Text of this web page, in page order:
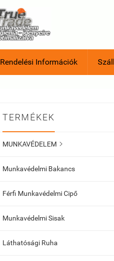
Rendelési Információk
TERMÉKEK
MUNKAVÉDELEM 
Munkavédelmi Bakancs
Férfi Munkavédelmi Cipő
Munkavédelmi Sisak
Láthatósági Ruha